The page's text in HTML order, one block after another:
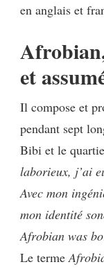
en anglais et
et
Il compose et
pendant sept
Bibi et le
laborieux, j’ai
Avec mon
mon identité
Afrobian was
Le terme